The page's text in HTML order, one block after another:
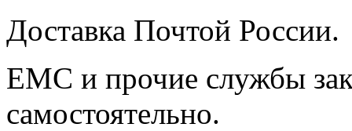
Доставка Почтой России.
ЕМС и прочие службы
самостоятельно.